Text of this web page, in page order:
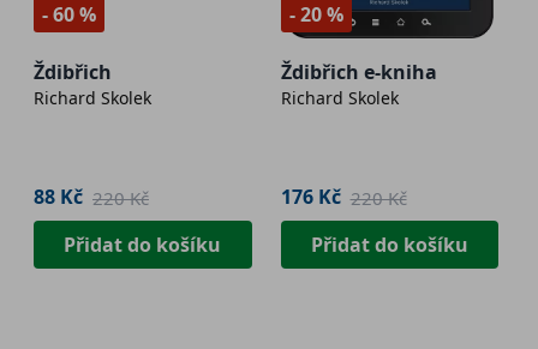
- 60 %
Ždibřich
Richard Skolek
88 Kč 220 Kč
Přidat do košíku
- 20 %
Ždibřich e-kniha
Richard Skolek
176 Kč 220 Kč
Přidat do košíku